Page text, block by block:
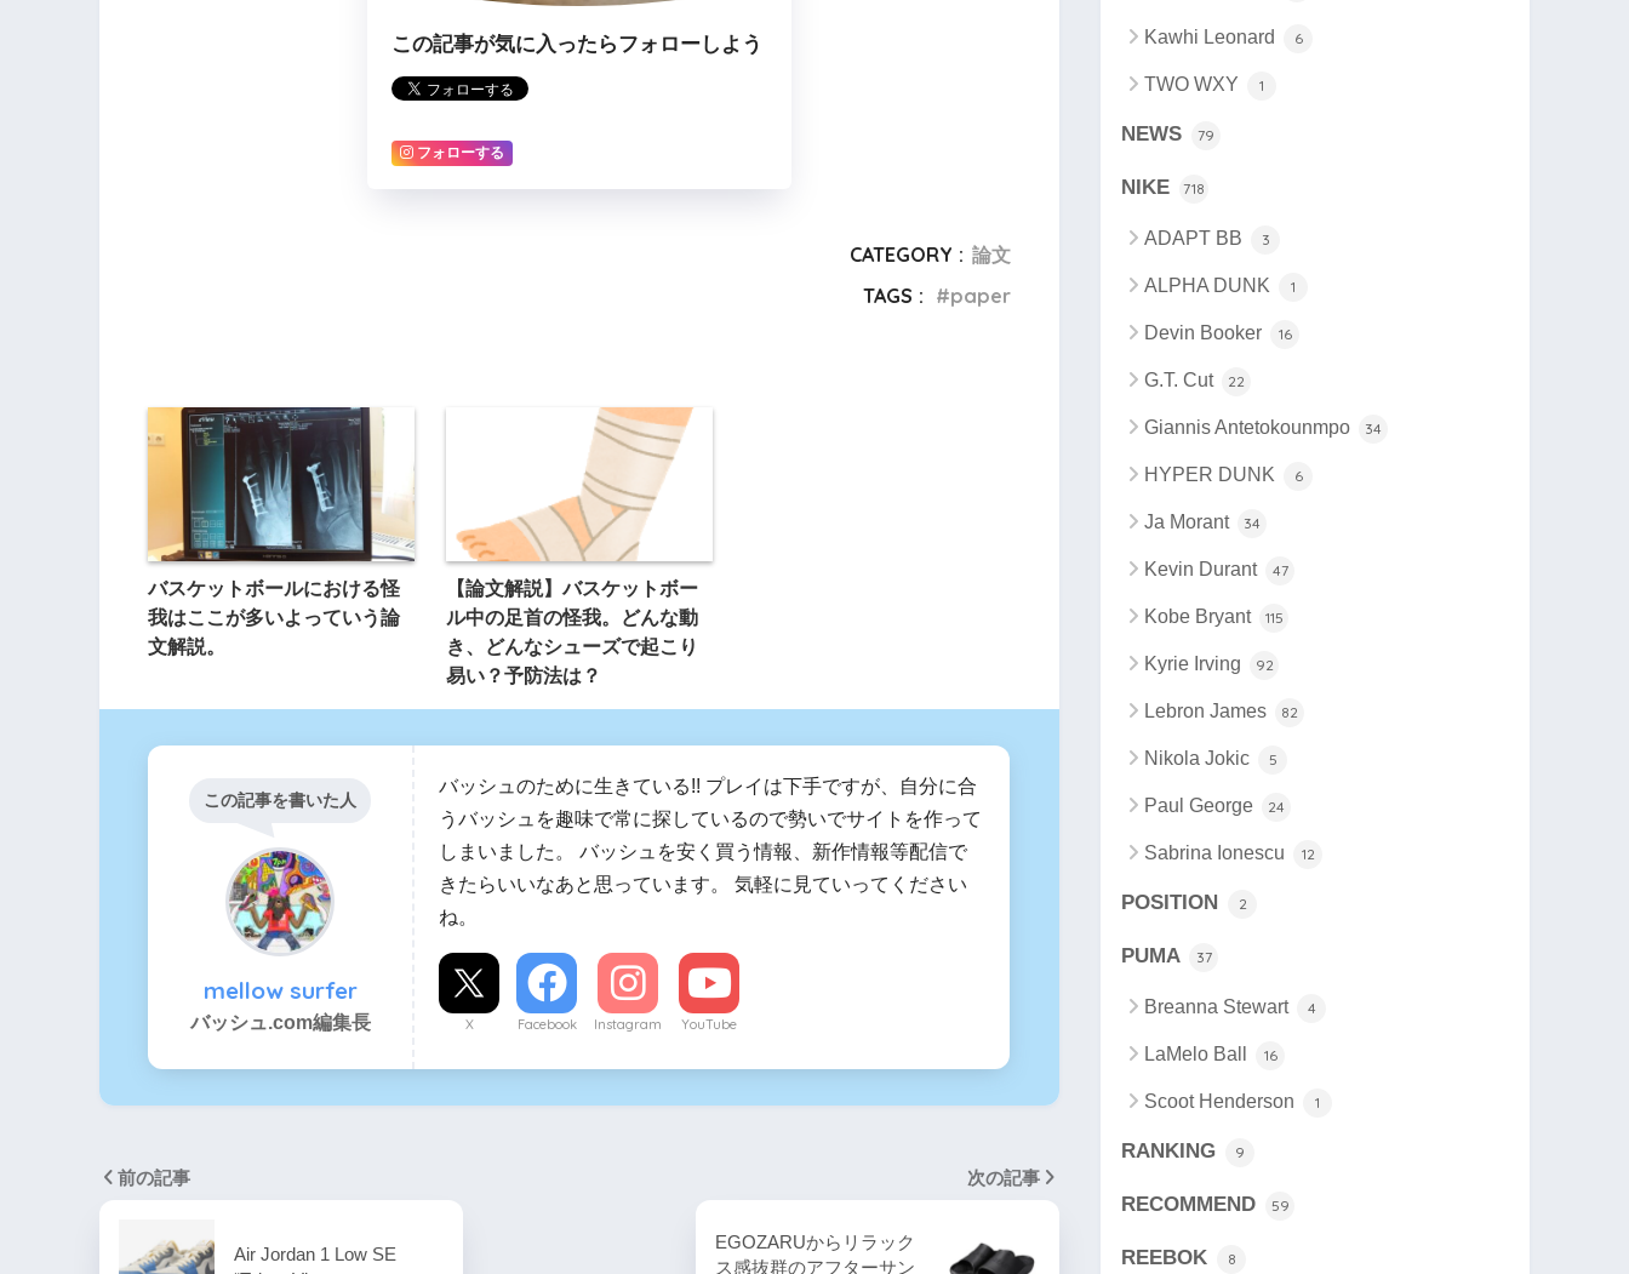
この記事が気に入ったらフォローしよう
フォローする
CATEGORY : 論文
TAGS :
paper
バスケットボールにおける怪
我はここが多いよっていう論
文解説。
【論文解説】バスケットボー
ル中の足首の怪我。どんな動
き、どんなシューズで起こり
易い？予防法は？
この記事を書いた人
mellow surfer
バッシュ.com編集長
バッシュのために生きている!! プレイは下手ですが、自分に合
うバッシュを趣味で常に探しているので勢いでサイトを作って
しまいました。 バッシュを安く買う情報、新作情報等配信で
きたらいいなあと思っています。 気軽に見ていってください
ね。
X Facebook Instagram YouTube
前の記事
Air Jordan 1 Low SE
次の記事
EGOZARUからリラック
ス感抜群のアフターサン
Kawhi Leonard 6
TWO WXY 1
NEWS 79
NIKE 718
ADAPT BB 3
ALPHA DUNK 1
Devin Booker 16
G.T. Cut 22
Giannis Antetokounmpo 34
HYPER DUNK 6
Ja Morant 34
Kevin Durant 47
Kobe Bryant 115
Kyrie Irving 92
Lebron James 82
Nikola Jokic 5
Paul George 24
Sabrina Ionescu 12
POSITION 2
PUMA 37
Breanna Stewart 4
LaMelo Ball 16
Scoot Henderson 1
RANKING 9
RECOMMEND 59
REEBOK 8